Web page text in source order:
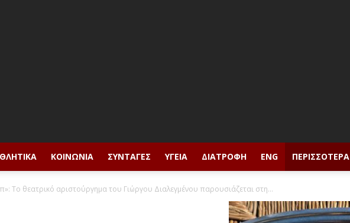
ΚΟΙΝΩΝΊΑ ΣΥΝΤΑΓΈΣ ΥΓΕΊΑ ΔΙΑΤΡΟΦΉ ENG ΠΕΡΙΣΣΌΤΕΡΑ
Το θεατρικό αριστούργημα του Γιώργου Διαλεγμένου παρουσιάζεται στη...